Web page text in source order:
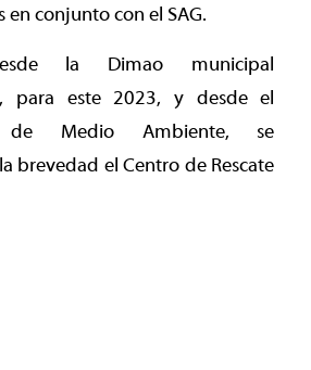
conjunto con el SAG.
la Dimao municipal
para este 2023, y desde el
de Medio Ambiente, se
brevedad el Centro de Rescate